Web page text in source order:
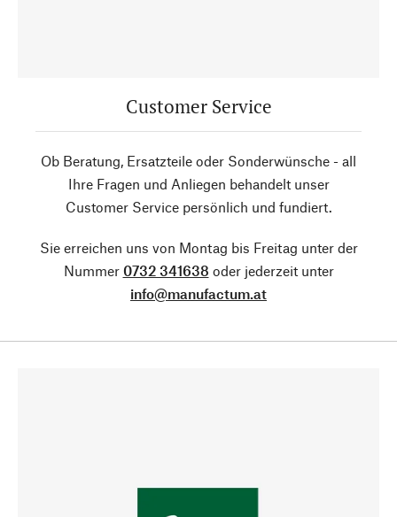
Customer Service
Ob Beratung, Ersatzteile oder Sonderwünsche - all
Ihre Fragen und Anliegen behandelt unser
Customer Service persönlich und fundiert.
Sie erreichen uns von Montag bis Freitag unter der
Nummer 0732 341638 oder jederzeit unter
info@manufactum.at